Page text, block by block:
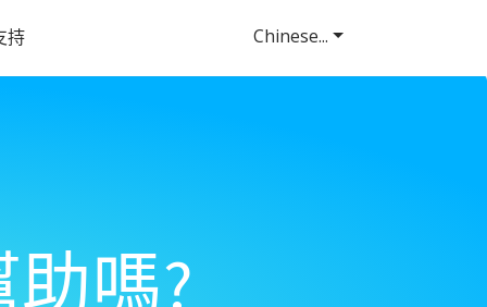
持
嗎?
Chinese...